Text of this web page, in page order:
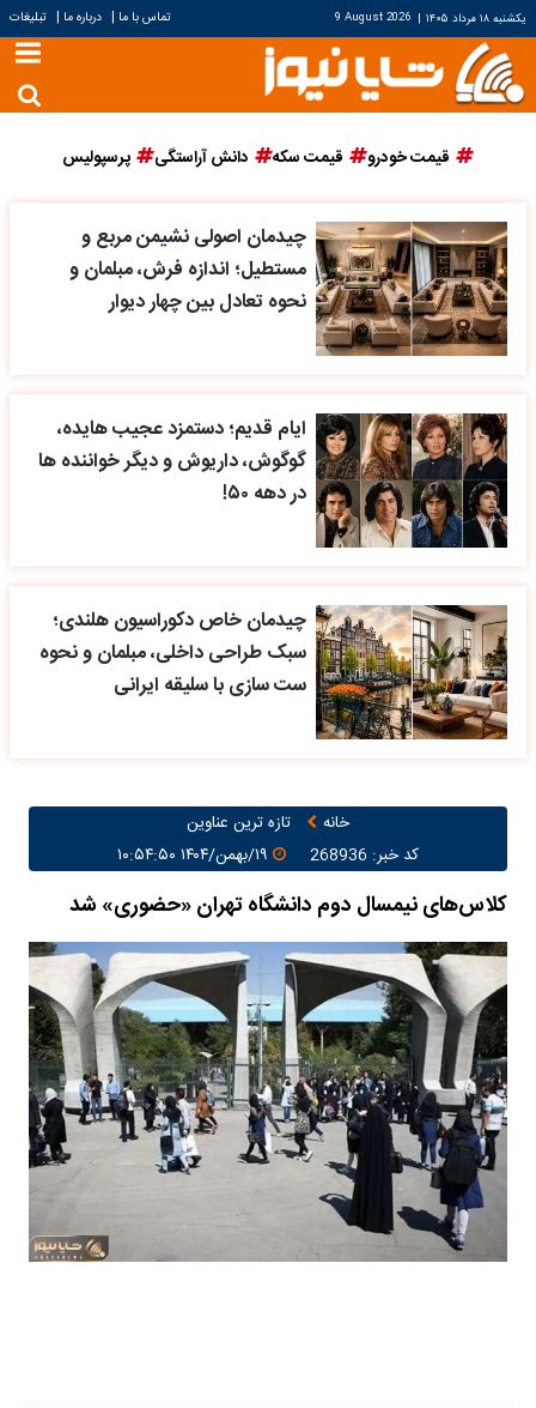
یکشنبه ۱۸ مرداد ۱۴۰۵ |
9 August 2026 تماس با ما | درباره ما | تبلیغات
قیمت خودرو قیمت سکه دانش آراستگی پرسپولیس
چیدمان اصولی نشیمن مربع و
مستطیل؛ اندازه فرش، مبلمان و
نحوه تعادل بین چهار دیوار
ایام قدیم؛ دستمزد عجیب هایده،
گوگوش، داریوش و دیگر خواننده ها
در دهه ۵۰!
چیدمان خاص دکوراسیون هلندی؛
سبک طراحی داخلی، مبلمان و نحوه
ست سازی با سلیقه ایرانی
خانه
تازه ترین عناوین
کد خبر: 268936
کلاس‌های نیمسال دوم دانشگاه تهران «حضوری» شد